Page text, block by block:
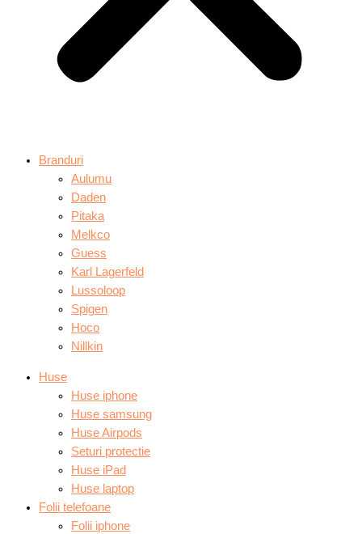
Branduri
Aulumu
Daden
Pitaka
Melkco
Guess
Karl Lagerfeld
Lussoloop
Spigen
Hoco
Nillkin
Huse
Huse iphone
Huse samsung
Huse Airpods
Seturi protectie
Huse iPad
Huse laptop
Folii telefoane
Folii iphone